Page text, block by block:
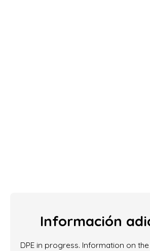
Información
DPE in progress. Information on